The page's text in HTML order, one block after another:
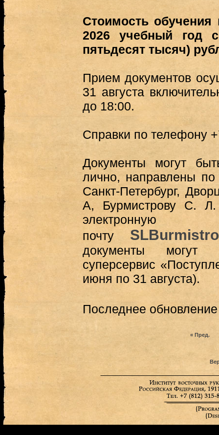
Стоимость обучения
2026 учебный год
пятьдесят тысяч)
Прием документов
31 августа
до 18:00.
Справки по телефону
Документы могут
лично, направлены
Санкт-Петербург,
А, Бурмистрову С.
электронную
почту
документы
суперсервис
июня по 31 августа).
Последнее
« Пред.